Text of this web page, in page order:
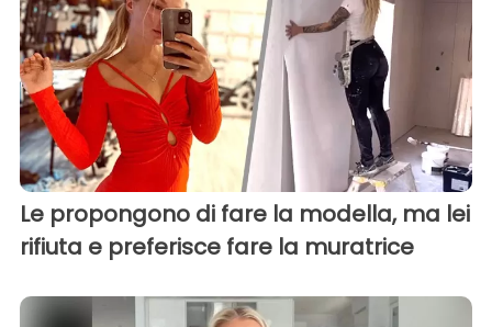
Le propongono di fare la modella, ma lei
rifiuta e preferisce fare la muratrice